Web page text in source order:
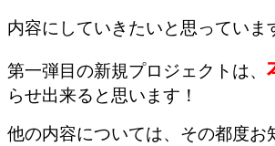
内容にしていきたいと思っていま
第一弾目の新規プロジェクトは、
らせ出来ると思います！
他の内容については、その都度お